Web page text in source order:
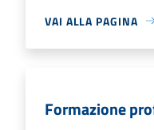
VAI ALLA PAGINA
Formazione